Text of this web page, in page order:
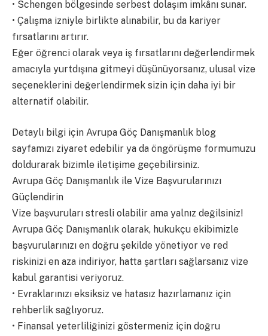
• Schengen bölgesinde serbest dolaşım imkânı sunar.
• Çalışma izniyle birlikte alınabilir, bu da kariyer
fırsatlarını artırır.
Eğer öğrenci olarak veya iş fırsatlarını değerlendirmek
amacıyla yurtdışına gitmeyi düşünüyorsanız, ulusal vize
seçeneklerini değerlendirmek sizin için daha iyi bir
alternatif olabilir.
Detaylı bilgi için Avrupa Göç Danışmanlık blog
sayfamızı ziyaret edebilir ya da öngörüşme formumuzu
doldurarak bizimle iletişime geçebilirsiniz.
Avrupa Göç Danışmanlık ile Vize Başvurularınızı
Güçlendirin
Vize başvuruları stresli olabilir ama yalnız değilsiniz!
Avrupa Göç Danışmanlık olarak, hukukçu ekibimizle
başvurularınızı en doğru şekilde yönetiyor ve red
riskinizi en aza indiriyor, hatta şartları sağlarsanız vize
kabul garantisi veriyoruz.
• Evraklarınızı eksiksiz ve hatasız hazırlamanız için
rehberlik sağlıyoruz.
• Finansal yeterliliğinizi göstermeniz için doğru